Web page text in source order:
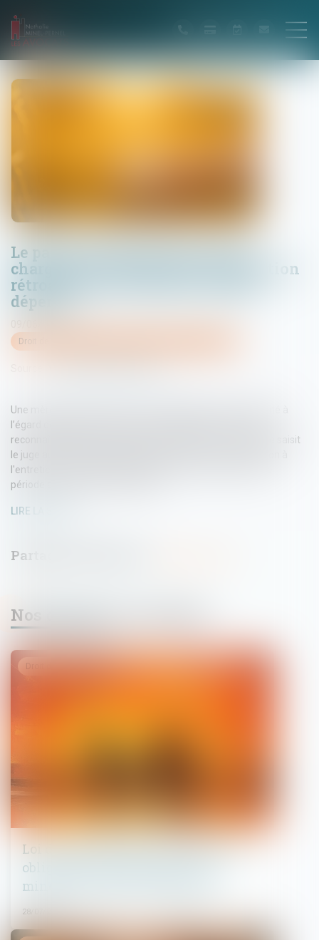
Le parent ayant assumé seul les
charges peut obtenir une contribution
rétroactive sans détailler chaque
dépense !
Droit de la famille, des personnes et de leur patrimoine
Une mère assigne un homme en établissement de paternité à
l’égard de ses deux enfants nés en 2014 et 2017. Le père
reconnaît finalement les enfants en 2020. En 2021, la mère saisit
le juge aux affaires familiales afin d'obtenir une contribution à
l'entretien et à l'éducation des enfants, y compris pour une
période antérieure à sa demande...
LIRE LA SUITE
Nos dernières actualités
Loi du 13 juillet 2026 : une assistance
obligatoire par avocat pour les
mineurs en assistance éducative
28/07/2026
Droit de la famille, des personnes et de leur patrimoine